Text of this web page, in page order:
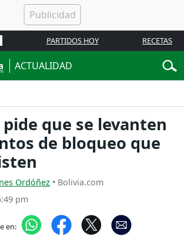
PARTIDOS HOY RECETAS
ACTUALIDAD
pide que se levanten
de bloqueo que
Ordóñez • Bolivia.com
pm
en: